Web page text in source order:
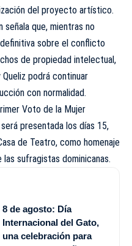
del proyecto artístico.
señala que, mientras no
sobre el conflicto
de propiedad intelectual,
podrá continuar
con normalidad.
Voto de la Mujer
será presentada los días 15,
de Teatro, como homenaje
sufragistas dominicanas.
8 de agosto: Día
Internacional del Gato,
una celebración para